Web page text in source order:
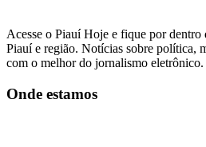
Acesse o Piauí Hoje e fique por dentro
Piauí e região. Notícias sobre política,
com o melhor do jornalismo eletrônico.
Onde estamos